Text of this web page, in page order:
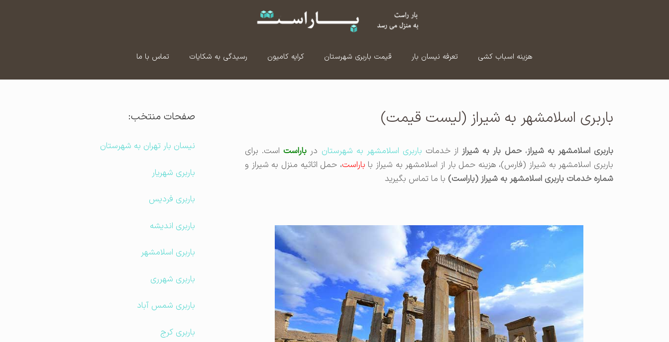
هزینه اسباب کشی تعرفه نیسان بار قیمت باربری شهرستان کرایه کامیون رسیدگی به شکایات تماس با ما
باربری اسلامشهر به شیراز (لیست قیمت)
باربری اسلامشهر به شیراز،حمل بار به شیرازاز خدمات باربری اسلامشهر به شهرستان در باراست است. برای
باربری اسلامشهر به شیراز (فارس)، هزینه حمل بار از اسلامشهر به شیراز با باراست، حمل اثاثیه منزل به شیراز و
شماره خدمات باربری اسلامشهر به شیراز (باراست) با ما تماس بگیرید
صفحات منتخب:
نیسان بار تهران به شهرستان
باربری شهریار
باربری فردیس
باربری اندیشه
باربری اسلامشهر
باربری شهرری
باربری شمس آباد
باربری کرج